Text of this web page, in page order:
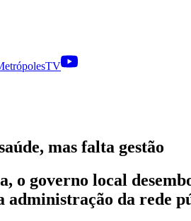
mas falta gestão
o governo local
administração da rede